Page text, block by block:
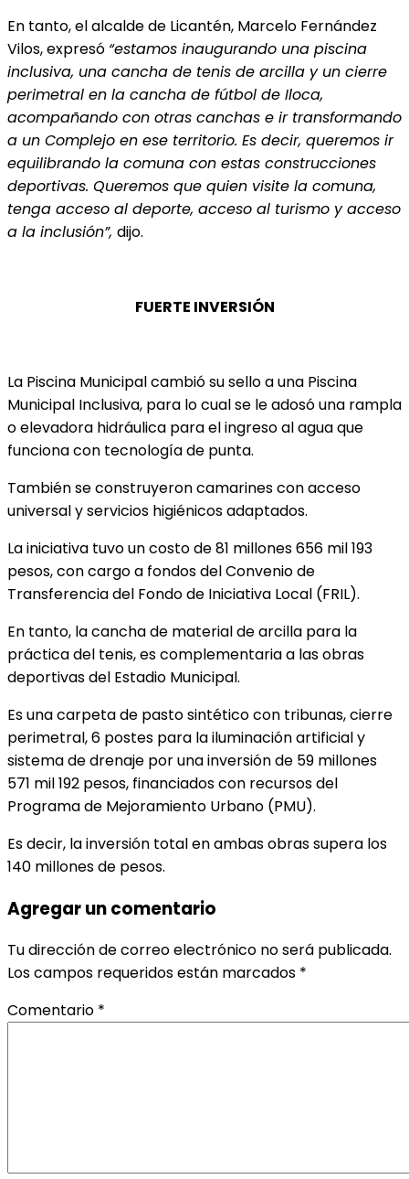
En tanto, el alcalde de Licantén, Marcelo Fernández
Vilos, expresó “estamos inaugurando una piscina
inclusiva, una cancha de tenis de arcilla y un cierre
perimetral en la cancha de fútbol de Iloca,
acompañando con otras canchas e ir transformando
a un Complejo en ese territorio. Es decir, queremos ir
equilibrando la comuna con estas construcciones
deportivas. Queremos que quien visite la comuna,
tenga acceso al deporte, acceso al turismo y acceso
a la inclusión”, dijo.
FUERTE INVERSIÓN
La Piscina Municipal cambió su sello a una Piscina
Municipal Inclusiva, para lo cual se le adosó una rampla
o elevadora hidráulica para el ingreso al agua que
funciona con tecnología de punta.
También se construyeron camarines con acceso
universal y servicios higiénicos adaptados.
La iniciativa tuvo un costo de 81 millones 656 mil 193
pesos, con cargo a fondos del Convenio de
Transferencia del Fondo de Iniciativa Local (FRIL).
En tanto, la cancha de material de arcilla para la
práctica del tenis, es complementaria a las obras
deportivas del Estadio Municipal.
Es una carpeta de pasto sintético con tribunas, cierre
perimetral, 6 postes para la iluminación artificial y
sistema de drenaje por una inversión de 59 millones
571 mil 192 pesos, financiados con recursos del
Programa de Mejoramiento Urbano (PMU).
Es decir, la inversión total en ambas obras supera los
140 millones de pesos.
Agregar un comentario
Tu dirección de correo electrónico no será publicada.
Los campos requeridos están marcados *
Comentario *